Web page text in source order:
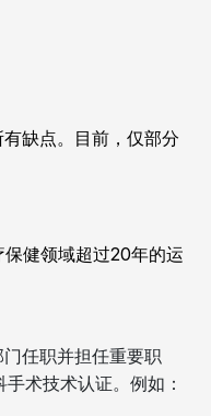
缺点。目前，仅部分
健领域超过20年的运
任职并担任重要职
术技术认证。例如：